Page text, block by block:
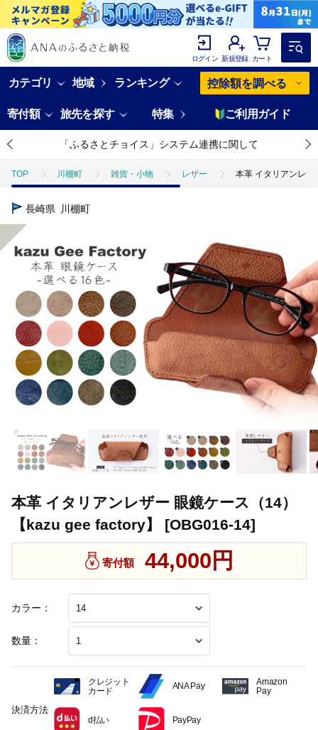
ログイン 新規登録 カート
カテゴリ 地域 ランキング 控除額を調べる
寄付額 旅先を探す 特集 ご利用ガイド
「ふるさとチョイス」システム連携に関して
TOP 川棚町 雑貨・小物 レザー 本革 イタリアンレ
長崎県 川棚町
本革 イタリアンレザー 眼鏡ケース（14）
【kazu gee factory】 [OBG016-14]
カラー：
数量：
寄付額 44,000円
決済方法
クレジット
カード
ANA Pay
Amazon
Pay
d払い PayPay